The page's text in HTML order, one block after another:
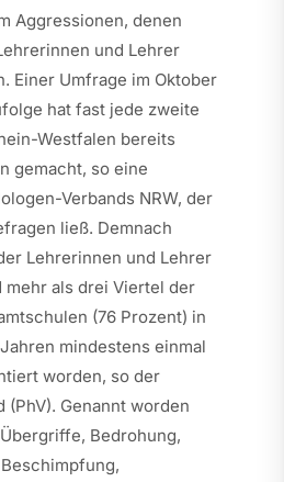
Aggressionen, denen
und Lehrer
Einer Umfrage im Oktober
hat fast jede zweite
Westfalen bereits
gemacht, so eine
Verbands NRW, der
ließ. Demnach
Lehrerinnen und Lehrer
mehr als drei Viertel der
(76 Prozent) in
mindestens einmal
worden, so der
(PhV). Genannt worden
Bedrohung,